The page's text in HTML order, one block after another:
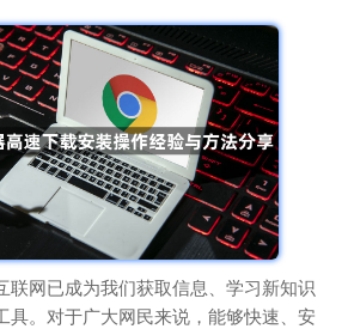
联网已成为我们获取信息、学习新知识
具。对于广大网民来说，能够快速、安